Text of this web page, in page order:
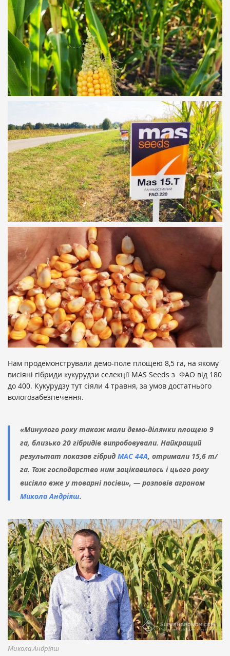
Нам продемонстрували демо-поле площею 8,5 га, на якому
висіяні гібриди кукурудзи селекції MAS Seeds з ФАО від 180
до 400. Кукурудзу тут сіяли 4 травня, за умов достатнього
вологозабезпечення.
«Минулого року також мали демо-ділянки площею 9
га, близько 20 гібридів випробовували. Найкращий
результат показав гібрид МАС 44А, отримали 15,6 т/
га. Тож господарство ним зацікавилось і цього року
висіяло вже у товарні посіви», — розповів агроном
Микола Андріяш.
Микола Андріяш